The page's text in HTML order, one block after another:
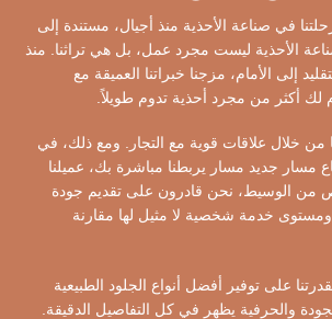
في صناعة الأحذية منذ أجيال، مستندة إلى
الأحذية ليست مجرد عمل، بل هي تراثنا. منذ
التقليد إلى الأمام، مزجنا خبراتنا العميقة مع
لك أكثر من مجرد أحذية تدوم طويلاً.
من خلال علاقات قوية مع التجار. ومع ذلك، في
في اتباع مسار جديد مسار يربطنا مباشرة بك، عميلنا
من الوسيط، نحن قادرون على تقديم جودة
خدمة شخصية لا مثيل لها مقارنة
على توفير أفضل أنواع الجلود الطبيعية
والحرفية يظهر في كل التفاصيل الدقيقة.